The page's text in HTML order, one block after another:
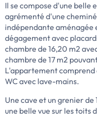
Il se compose d'une belle
agrémenté d'une
indépendante aménagée
dégagement avec
chambre de 16,20 m2
chambre de 17 m2
L'appartement comprend
WC avec lave-mains.
Une cave et un grenier
une belle vue sur les toits